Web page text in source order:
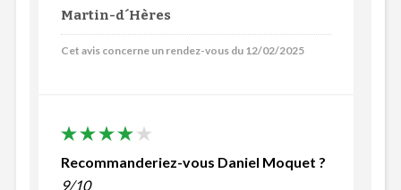
Martin-d´Hères
Cet avis concerne un rendez-vous du 12/02/2025
Recommanderiez-vous Daniel Moquet ?
9/10